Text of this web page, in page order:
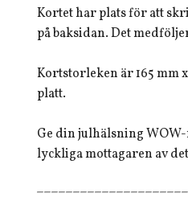
Kortet har plats för att
på baksidan. Det
Kortstorleken är 165 mm
platt.
Ge din julhälsning
lyckliga mottagaren av